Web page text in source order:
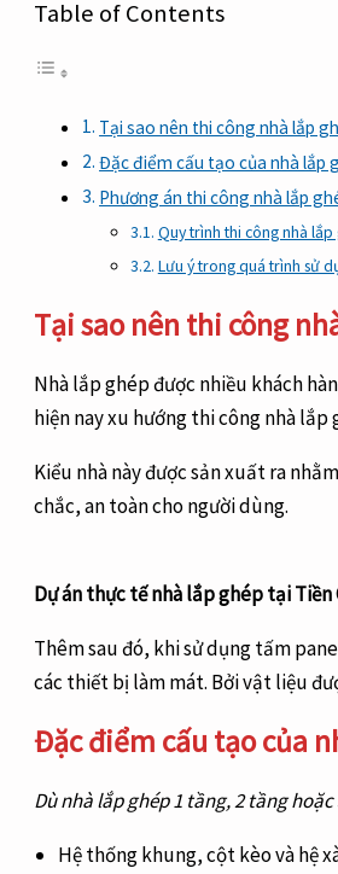
Table of Contents
Tại sao nên thi công nhà lắp
Đặc điểm cấu tạo của nhà lắp
Phương án thi công nhà lắp
Quy trình thi công nhà lắp
Lưu ý trong quá trình sử
Tại sao nên thi công
Nhà lắp ghép được nhiều khách
hiện nay xu hướng thi công nhà
Kiểu nhà này được sản xuất ra
chắc, an toàn cho người dùng.
Dự án thực tế nhà lắp ghép tại Tiền
Thêm sau đó, khi sử dụng tấm
các thiết bị làm mát. Bởi vật liệu
Đặc điểm cấu tạo của
Dù nhà lắp ghép 1 tầng, 2 tầng
Hệ thống khung, cột kèo và hệ